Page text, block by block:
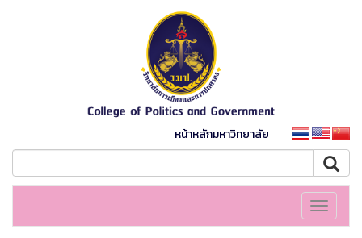
หน้าหลักมหาวิทยาลัย
Toggle